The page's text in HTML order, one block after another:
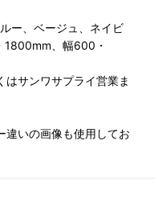
ー、ベージュ、ネイビ
、幅600・
サンワサプライ営業ま
違いの画像も使用してお